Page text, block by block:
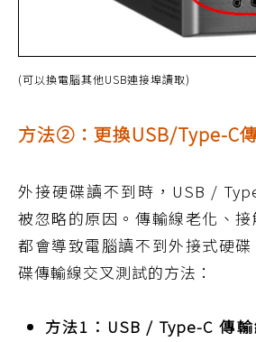
(可以換電腦其他USB連接埠讀取)
方法②：更換USB/Type-C
外接硬碟讀不到時，USB /
被忽略的原因。傳輸線老化、接
都會導致電腦讀不到外接式硬
碟傳輸線交叉測試的方法：
方法1：USB / Type-C 傳